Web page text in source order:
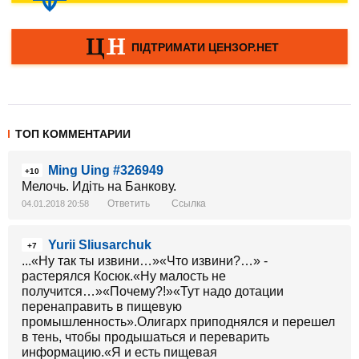
ТОП КОММЕНТАРИИ
+10
Ming Uing #326949
Мелочь. Идiть на Банкову.
04.01.2018 20:58 Ответить Ссылка
+7
Yurii Sliusarchuk
...«Ну так ты извини…»«Что извини?…» -
растерялся Косюк.«Ну малость не
получится…»«Почему?!»«Тут надо дотации
перенаправить в пищевую
промышленность».Олигарх приподнялся и перешел
в тень, чтобы продышаться и переварить
информацию.«Я и есть пищевая